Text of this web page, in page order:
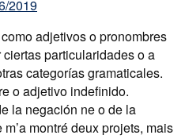
2019
adjetivos o pronombres
particularidades o a
categorías gramaticales.
o adjetivo indefinido.
la negación ne o de la
montré deux projets, mais